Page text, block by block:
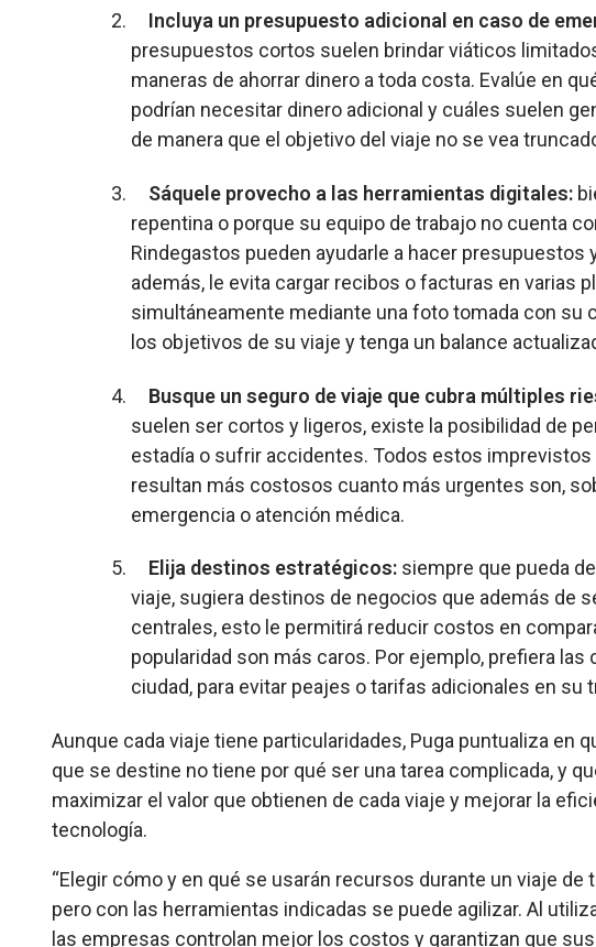
Incluya un presupuesto adicional en caso de
presupuestos cortos suelen brindar viáticos
maneras de ahorrar dinero a toda costa. Evalúe en
podrían necesitar dinero adicional y cuáles suelen
de manera que el objetivo del viaje no se vea
Sáquele provecho a las herramientas digitales:
repentina o porque su equipo de trabajo no cuenta
Rindegastos pueden ayudarle a hacer presupuestos
además, le evita cargar recibos o facturas en varias
simultáneamente mediante una foto tomada con su
los objetivos de su viaje y tenga un balance
Busque un seguro de viaje que cubra múltiples
suelen ser cortos y ligeros, existe la posibilidad de
estadía o sufrir accidentes. Todos estos
resultan más costosos cuanto más urgentes son,
emergencia o atención médica.
Elija destinos estratégicos: siempre que pueda
viaje, sugiera destinos de negocios que además de
centrales, esto le permitirá reducir costos en
popularidad son más caros. Por ejemplo, prefiera
ciudad, para evitar peajes o tarifas adicionales en su
Aunque cada viaje tiene particularidades, Puga puntualiza en
que se destine no tiene por qué ser una tarea complicada, y
maximizar el valor que obtienen de cada viaje y mejorar la
tecnología.
“Elegir cómo y en qué se usarán recursos durante un viaje
pero con las herramientas indicadas se puede agilizar. Al
las empresas controlan mejor los costos y garantizan que